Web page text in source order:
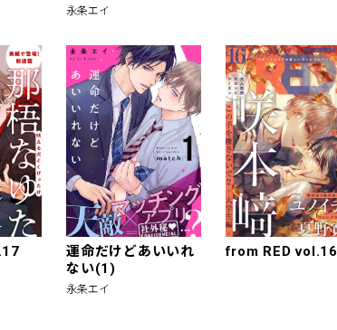
永条エイ
運命だけどあいいれ
ない(1)
永条エイ
from RED vol.16